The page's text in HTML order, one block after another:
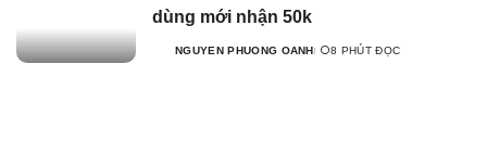
dùng mới nhận 50k
NGUYEN PHUONG OANH 8 PHÚT ĐỌC